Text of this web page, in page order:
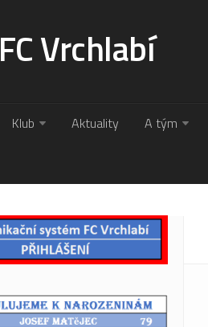
FC Vrchlabí
Klub Aktuality A tým